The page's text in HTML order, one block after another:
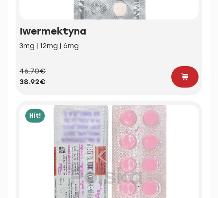
Iwermektyna
3mg | 12mg | 6mg
46.70€
38.92€
Hit!